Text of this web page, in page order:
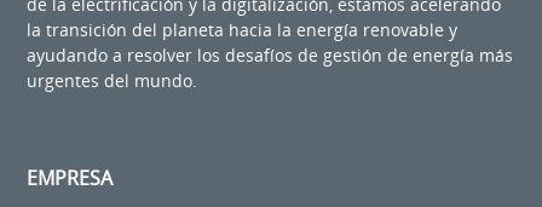
la transición del planeta hacia la energía renovable y
ayudando a resolver los desafíos de gestión de energía más
urgentes del mundo.
EMPRESA